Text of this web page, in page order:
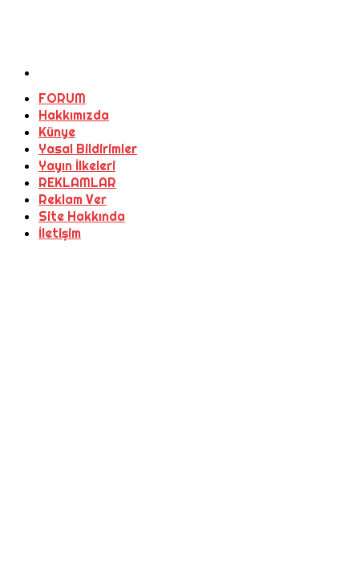
FORUM
Hakkımızda
Künye
Yasal Bildirimler
Yayın İlkeleri
REKLAMLAR
Reklam Ver
Site Hakkında
İletişim